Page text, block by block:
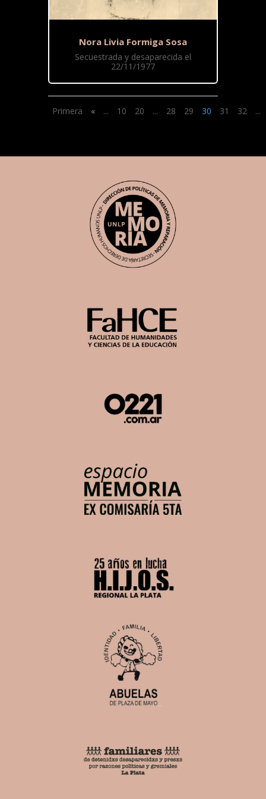
Nora Livia Formiga Sosa
Secuestrada y desaparecida el
22/11/1977
Primera « ... 10 20 ... 28 29 30 31 32 ...